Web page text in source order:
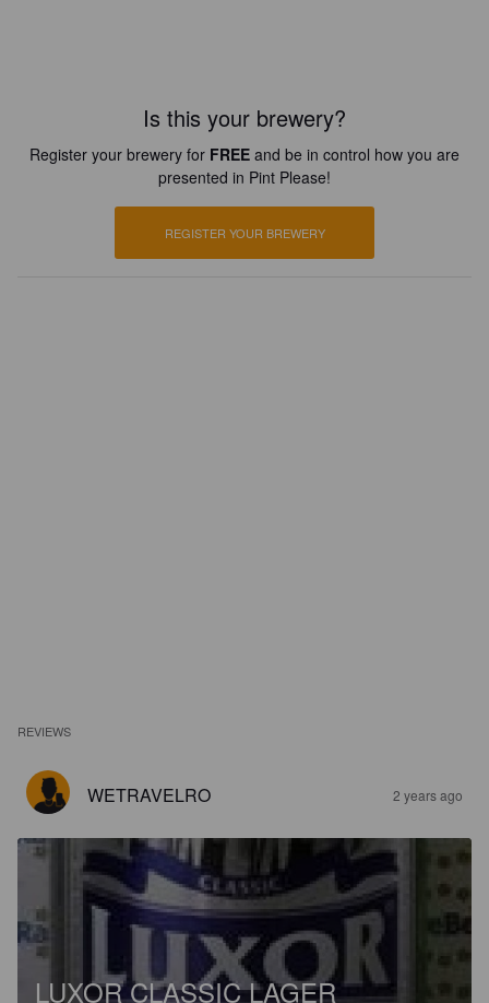
Is this your brewery?
Register your brewery for FREE and be in control how you are
presented in Pint Please!
REGISTER YOUR BREWERY
REVIEWS
WETRAVELRO 2 years ago
LUXOR CLASSIC LAGER